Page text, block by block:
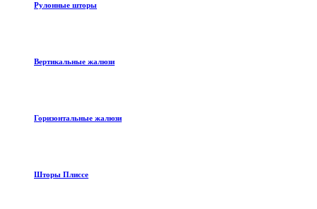
Рулонные шторы
Вертикальные жалюзи
Горизонтальные жалюзи
Шторы Плиссе